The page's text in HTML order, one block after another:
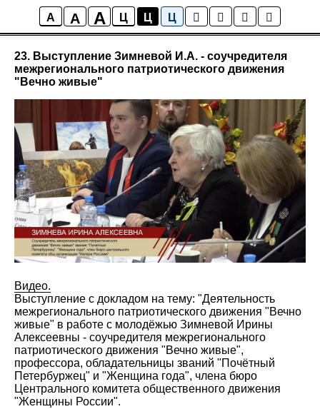
A A A Ц Ц Ц
Мультимедиа
23. Выступление Зимневой И.А. - соучредителя
межрегионального патриотического движения
"Вечно живые"
Видео.
Выступление с докладом на тему: "Деятельность
межрегионального патриотического движения "Вечно
живые" в работе с молодёжью Зимневой Ирины
Алексеевны - соучредителя межрегионального
патриотического движения "Вечно живые",
профессора, обладательницы званий "Почётный
Петербуржец" и "Женщина года", члена бюро
Центрального комитета общественного движения
"Женщины России".